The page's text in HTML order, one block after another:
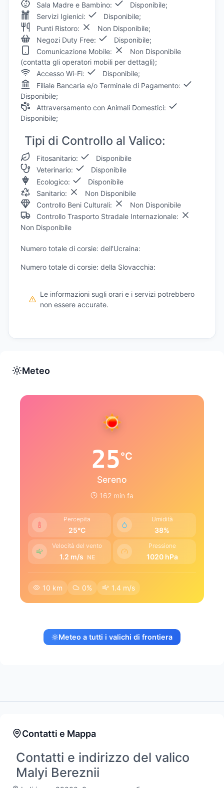
Sala Madre e Bambino:
Disponibile;
Servizi Igienici:
Disponibile;
Punti Ristoro:
Non Disponibile;
Negozi Duty Free:
Disponibile;
Comunicazione Mobile:
Non Disponibile
(contatta gli operatori mobili per dettagli);
Accesso Wi-Fi:
Disponibile;
Filiale Bancaria e/o Terminale di Pagamento:
Disponibile;
Attraversamento con Animali Domestici:
Disponibile;
Tipi di Controllo al Valico:
Fitosanitario:
Disponibile
Veterinario:
Disponibile
Ecologico:
Disponibile
Sanitario:
Non Disponibile
Controllo Beni Culturali:
Non Disponibile
Controllo Trasporto Stradale Internazionale:
Non Disponibile
Numero totale di corsie: dell'Ucraina:
Numero totale di corsie: della Slovacchia:
Le informazioni sugli orari e i servizi potrebbero
non essere accurate.
Meteo
25°C
Sereno
162 min fa
Percepita
25°C
Umidità
38%
Velocità del vento
1.2 m/s NE
Pressione
1020 hPa
10 km 0% 1.4 m/s
Meteo a tutti i valichi di frontiera
Contatti e Mappa
Contatti e indirizzo del valico
Malyi Bereznii